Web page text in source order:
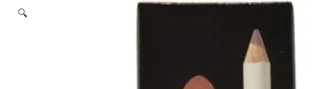
🔍